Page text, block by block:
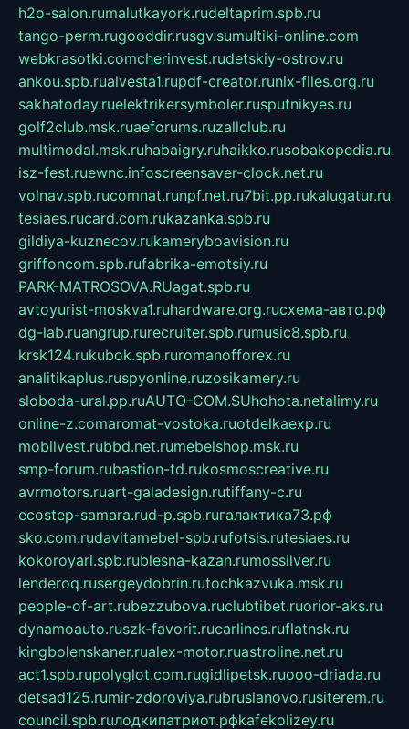
h2o-salon.rumalutkayork.rudeltaprim.spb.ru
tango-perm.rugooddir.rusgv.sumultiki-online.com
webkrasotki.comcherinvest.rudetskiy-ostrov.ru
ankou.spb.rualvesta1.rupdf-creator.runix-files.org.ru
sakhatoday.ruelektrikersymboler.rusputnikyes.ru
golf2club.msk.ruaeforums.ruzallclub.ru
multimodal.msk.ruhabaigry.ruhaikko.rusobakopedia.ru
isz-fest.ruewnc.infoscreensaver-clock.net.ru
volnav.spb.rucomnat.runpf.net.ru7bit.pp.rukalugatur.ru
tesiaes.rucard.com.rukazanka.spb.ru
gildiya-kuznecov.rukameryboavision.ru
griffoncom.spb.rufabrika-emotsiy.ru
PARK-MATROSOVA.RUagat.spb.ru
avtoyurist-moskva1.ruhardware.org.ruсхема-авто.рф
dg-lab.ruangrup.rurecruiter.spb.rumusic8.spb.ru
krsk124.rukubok.spb.ruromanofforex.ru
analitikaplus.ruspyonline.ruzosikamery.ru
sloboda-ural.pp.ruAUTO-COM.SUhohota.netalimy.ru
online-z.comaromat-vostoka.ruotdelkaexp.ru
mobilvest.rubbd.net.rumebelshop.msk.ru
smp-forum.rubastion-td.rukosmoscreative.ru
avrmotors.ruart-galadesign.rutiffany-c.ru
ecostep-samara.rud-p.spb.ruгалактика73.рф
sko.com.rudavitamebel-spb.rufotsis.rutesiaes.ru
kokoroyari.spb.rublesna-kazan.rumossilver.ru
lenderoq.rusergeydobrin.rutochkazvuka.msk.ru
people-of-art.rubezzubova.ruclubtibet.ruorior-aks.ru
dynamoauto.ruszk-favorit.rucarlines.ruflatnsk.ru
kingbolenskaner.rualex-motor.ruastroline.net.ru
act1.spb.rupolyglot.com.rugidlipetsk.ruooo-driada.ru
detsad125.rumir-zdoroviya.rubruslanovo.rusiterem.ru
council.spb.ruлодкипатриот.рфkafekolizey.ru